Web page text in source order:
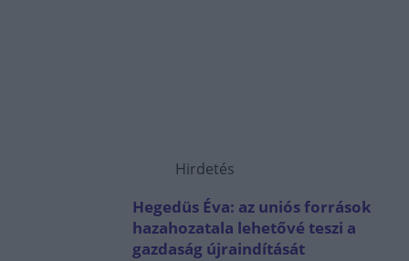
Hirdetés
Hegedüs Éva: az uniós források
hazahozatala lehetővé teszi a
gazdaság újraindítását